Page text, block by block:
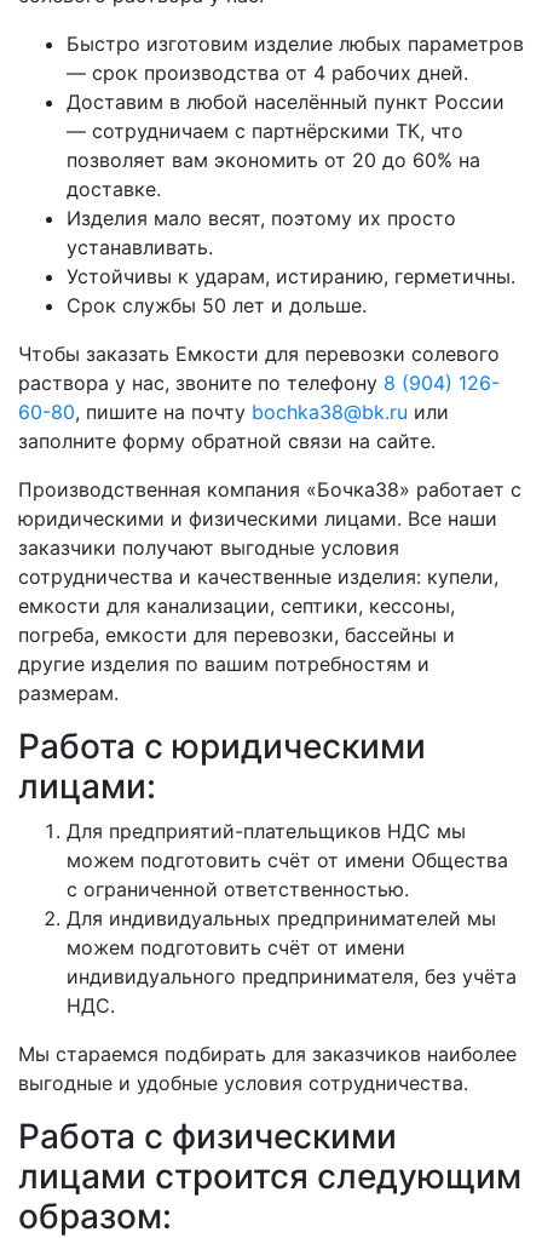
Быстро изготовим изделие любых параметров
— срок производства от 4 рабочих дней.
Доставим в любой населённый пункт России
— сотрудничаем с партнёрскими ТК, что
позволяет вам экономить от 20 до 60% на
доставке.
Изделия мало весят, поэтому их просто
устанавливать.
Устойчивы к ударам, истиранию, герметичны.
Срок службы 50 лет и дольше.
Чтобы заказать Емкости для перевозки солевого
раствора у нас, звоните по телефону 8 (904) 126-
60-80, пишите на почту bochka38@bk.ru или
заполните форму обратной связи на сайте.
Производственная компания «Бочка38» работает с
юридическими и физическими лицами. Все наши
заказчики получают выгодные условия
сотрудничества и качественные изделия: купели,
емкости для канализации, септики, кессоны,
погреба, емкости для перевозки, бассейны и
другие изделия по вашим потребностям и
размерам.
Работа с юридическими
лицами:
Для предприятий-плательщиков НДС мы
можем подготовить счёт от имени Общества
с ограниченной ответственностью.
Для индивидуальных предпринимателей мы
можем подготовить счёт от имени
индивидуального предпринимателя, без учёта
НДС.
Мы стараемся подбирать для заказчиков наиболее
выгодные и удобные условия сотрудничества.
Работа с физическими
лицами строится следующим
образом: